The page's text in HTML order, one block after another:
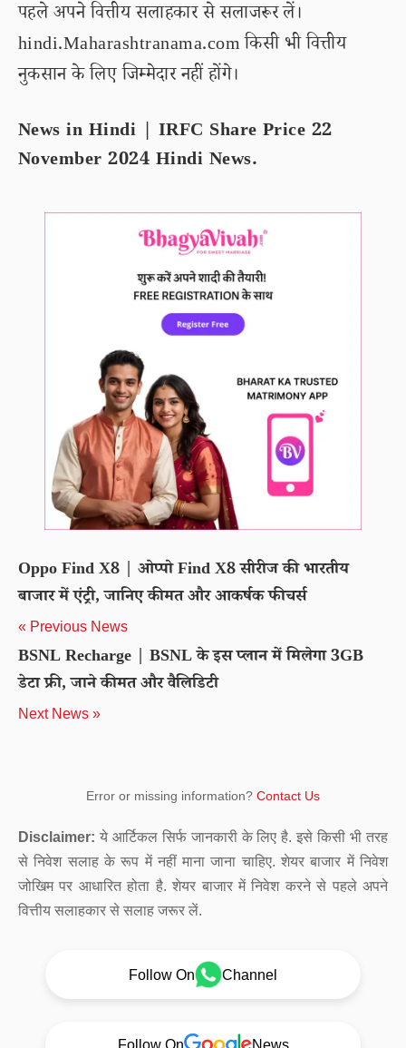
पहले अपने वित्तीय सलाहकार से सलाजरूर लें।
hindi.Maharashtranama.com किसी भी वित्तीय
नुकसान के लिए जिम्मेदार नहीं होंगे।
News in Hindi | IRFC Share Price 22
November 2024 Hindi News.
Oppo Find X8 | ओप्पो Find X8 सीरीज की भारतीय
बाजार में एंट्री, जानिए कीमत और आकर्षक फीचर्स
« Previous News
BSNL Recharge | BSNL के इस प्लान में मिलेगा 3GB
डेटा फ्री, जाने कीमत और वैलिडिटी
Next News »
Error or missing information? Contact Us
Disclaimer: ये आर्टिकल सिर्फ जानकारी के लिए है. इसे किसी भी तरह
से निवेश सलाह के रूप में नहीं माना जाना चाहिए. शेयर बाजार में निवेश
जोखिम पर आधारित होता है. शेयर बाजार में निवेश करने से पहले अपने
वित्तीय सलाहकार से सलाह जरूर लें.
Follow On Channel
Follow On News